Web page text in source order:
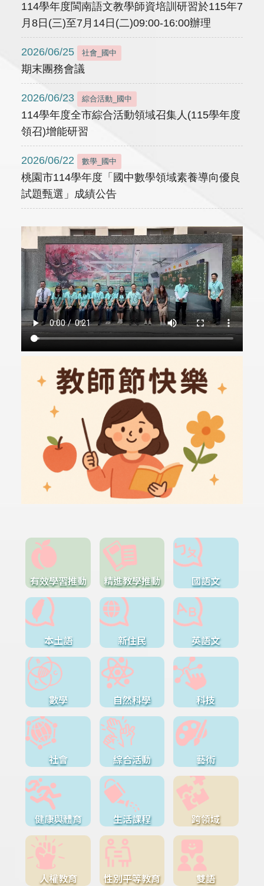
114學年度閩南語文教學師資培訓研習於115年7
月8日(三)至7月14日(二)09:00-16:00辦理
2026/06/25 社會_國中
期末團務會議
2026/06/23 綜合活動_國中
114學年度全市綜合活動領域召集人(115學年度
領召)增能研習
2026/06/22 數學_國中
桃園市114學年度「國中數學領域素養導向優良
試題甄選」成績公告
有效學習推動 精進教學推動 國語文
本土語 新住民 英語文
數學 自然科學 科技
社會 綜合活動 藝術
健康與體育 生活課程 跨領域
人權教育 性別平等教育 雙語